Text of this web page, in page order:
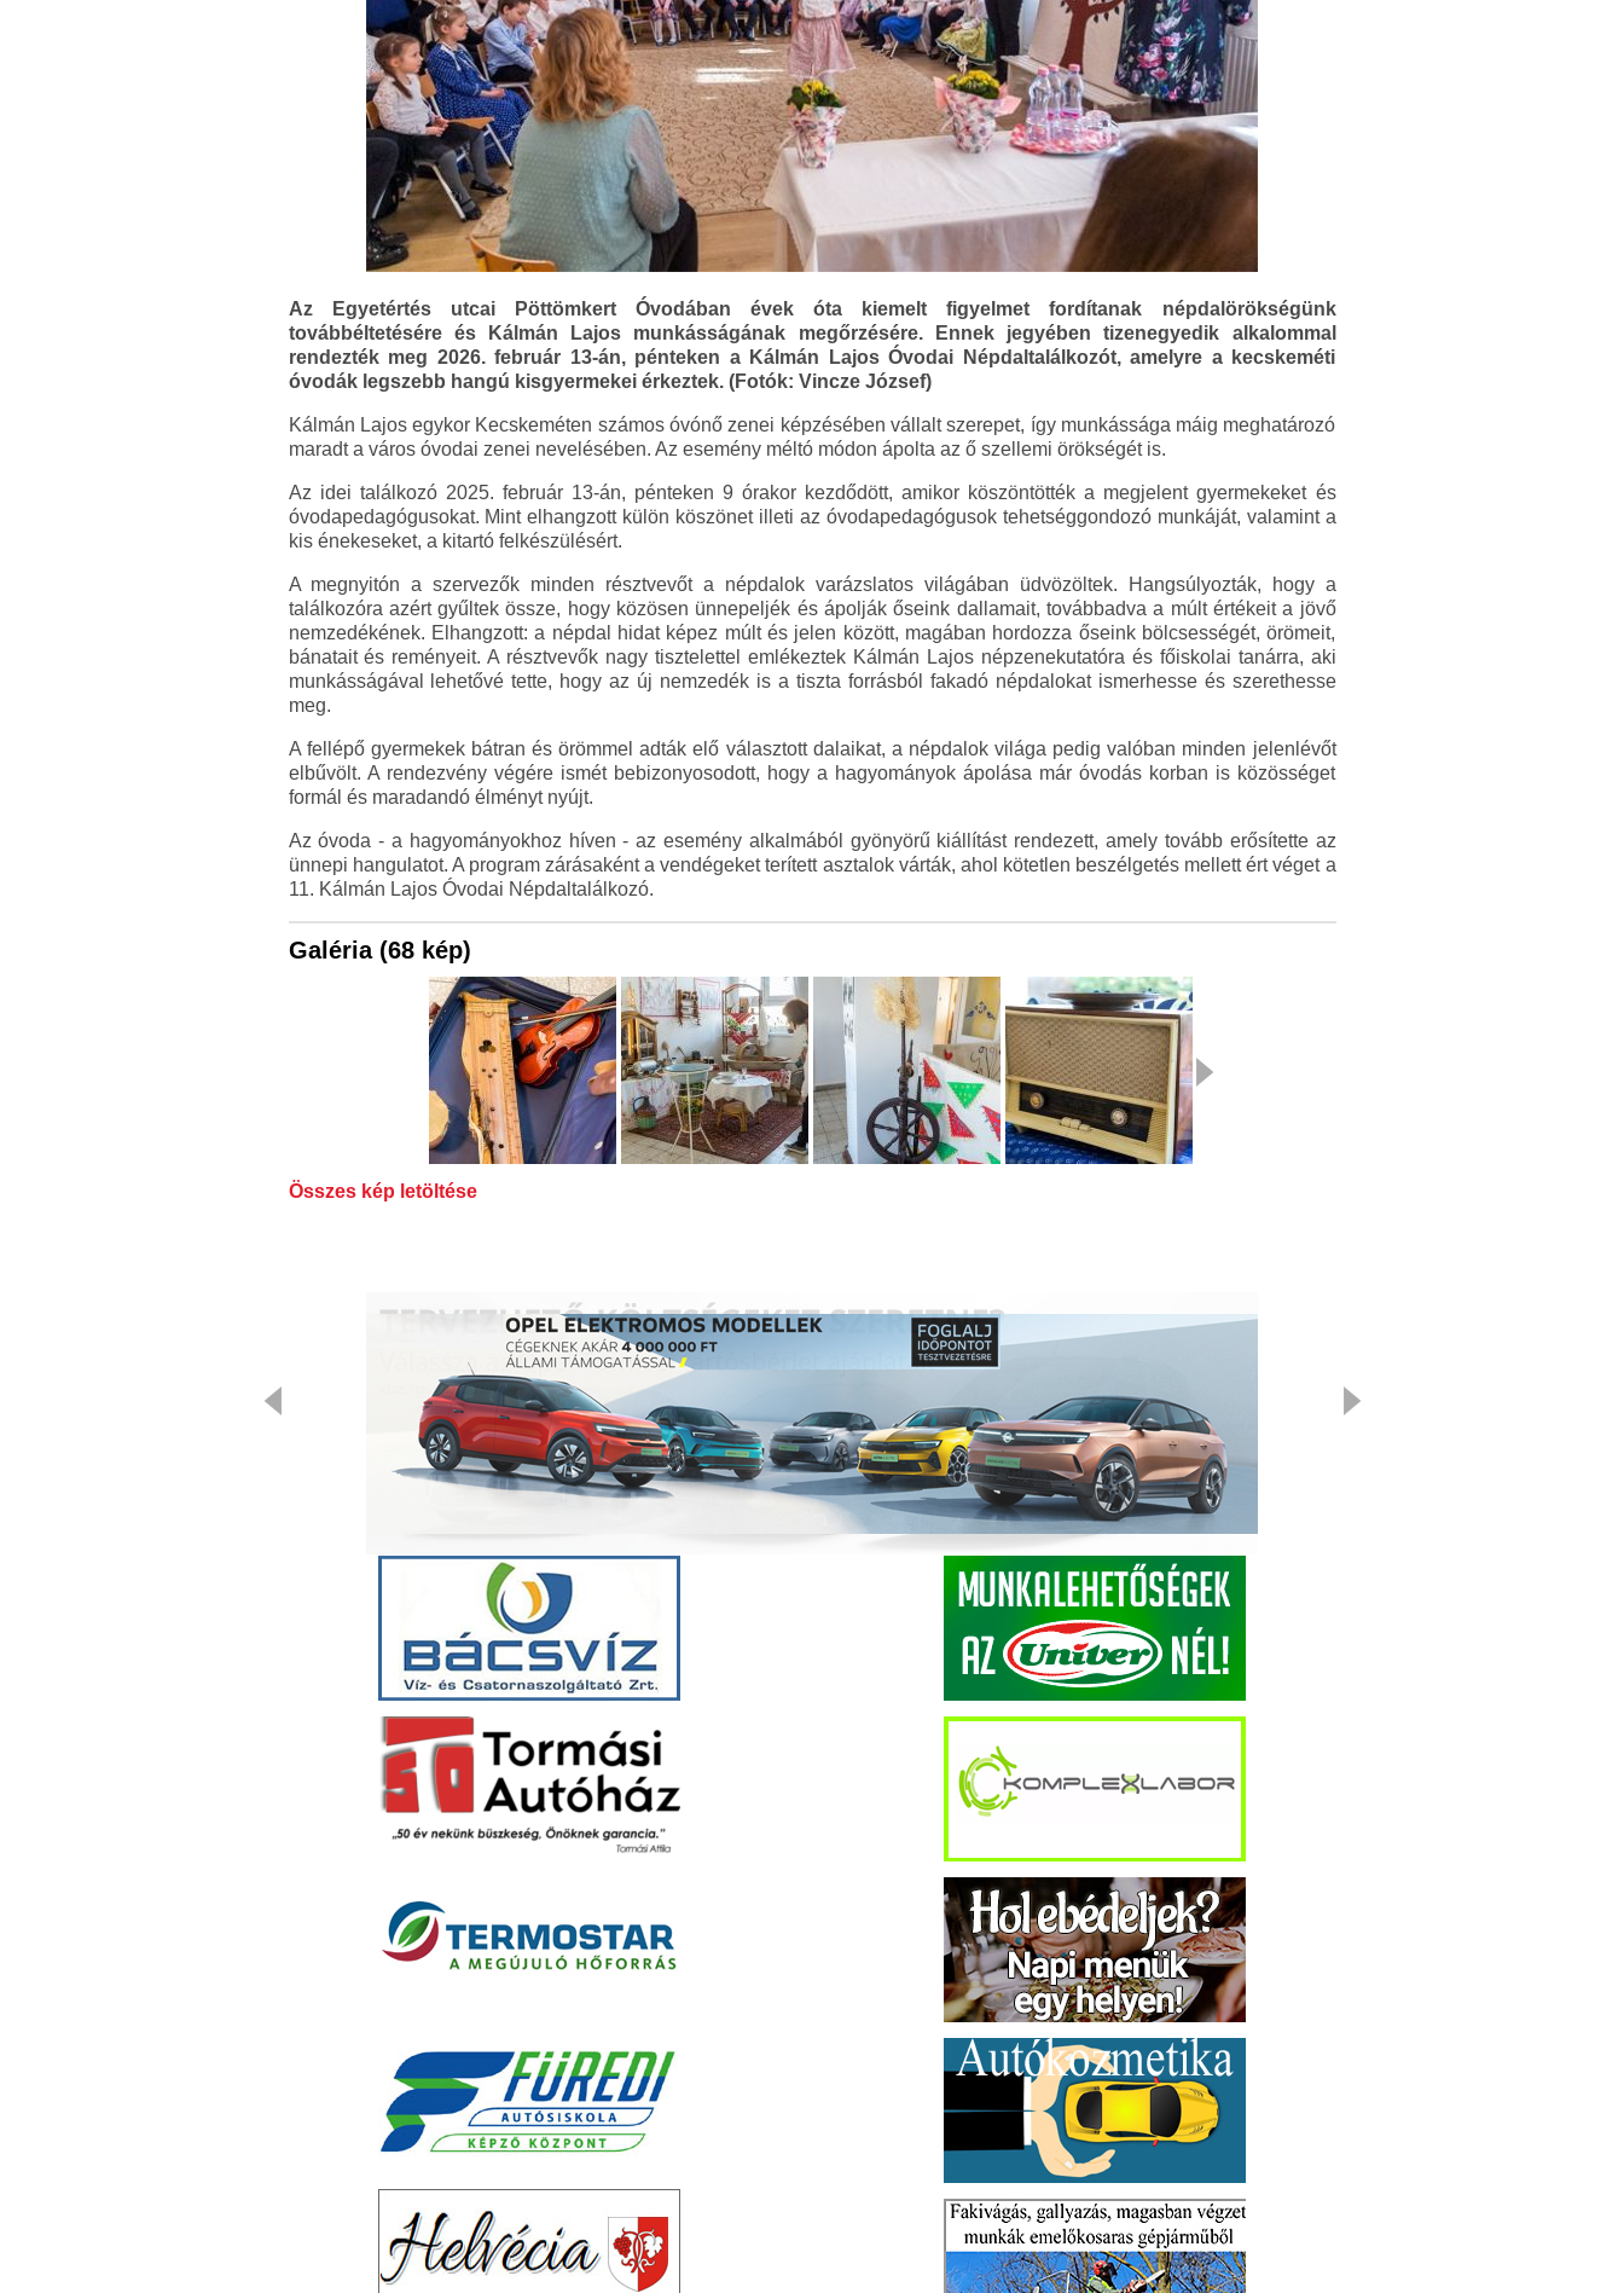
Az Egyetértés utcai Pöttömkert Óvodában évek óta kiemelt figyelmet fordítanak népdalörökségünk
továbbéltetésére és Kálmán Lajos munkásságának megőrzésére. Ennek jegyében tizenegyedik alkalommal
rendezték meg 2026. február 13-án, pénteken a Kálmán Lajos Óvodai Népdaltalálkozót, amelyre a kecskeméti
óvodák legszebb hangú kisgyermekei érkeztek. (Fotók: Vincze József)
Kálmán Lajos egykor Kecskeméten számos óvónő zenei képzésében vállalt szerepet, így munkássága máig meghatározó
maradt a város óvodai zenei nevelésében. Az esemény méltó módon ápolta az ő szellemi örökségét is.
Az idei találkozó 2025. február 13-án, pénteken 9 órakor kezdődött, amikor köszöntötték a megjelent gyermekeket és
óvodapedagógusokat. Mint elhangzott külön köszönet illeti az óvodapedagógusok tehetséggondozó munkáját, valamint a
kis énekeseket, a kitartó felkészülésért.
A megnyitón a szervezők minden résztvevőt a népdalok varázslatos világában üdvözöltek. Hangsúlyozták, hogy a
találkozóra azért gyűltek össze, hogy közösen ünnepeljék és ápolják őseink dallamait, továbbadva a múlt értékeit a jövő
nemzedékének. Elhangzott: a népdal hidat képez múlt és jelen között, magában hordozza őseink bölcsességét, örömeit,
bánatait és reményeit. A résztvevők nagy tisztelettel emlékeztek Kálmán Lajos népzenekutatóra és főiskolai tanárra, aki
munkásságával lehetővé tette, hogy az új nemzedék is a tiszta forrásból fakadó népdalokat ismerhesse és szerethesse
meg.
A fellépő gyermekek bátran és örömmel adták elő választott dalaikat, a népdalok világa pedig valóban minden jelenlévőt
elbűvölt. A rendezvény végére ismét bebizonyosodott, hogy a hagyományok ápolása már óvodás korban is közösséget
formál és maradandó élményt nyújt.
Az óvoda - a hagyományokhoz híven - az esemény alkalmából gyönyörű kiállítást rendezett, amely tovább erősítette az
ünnepi hangulatot. A program zárásaként a vendégeket terített asztalok várták, ahol kötetlen beszélgetés mellett ért véget a
11. Kálmán Lajos Óvodai Népdaltalálkozó.
Galéria (68 kép)
Összes kép letöltése